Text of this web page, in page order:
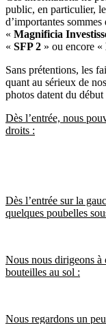
public, en particulier,
d’importantes
« Magnificia
« SFP 2 » ou encore «
Sans prétentions, les
quant au sérieux de
photos datent du début
Dès l’entrée, nous
droits :
Dès l’entrée sur la
quelques poubelles
Nous nous dirigeons à
bouteilles au sol :
Nous regardons un